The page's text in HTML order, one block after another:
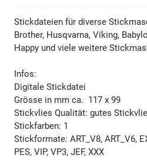
Stickdateien für diverse
Brother, Husqvarna, Viking,
Happy und viele weitere
​Infos:
Digitale Stickdatei
Grösse in mm ca. 117 x 99
​Stickvlies Qualität: gutes
Stickfarben: 1
Stickformate: ART_V8, ART_V6,
PES, VIP, VP3, JEF, XXX